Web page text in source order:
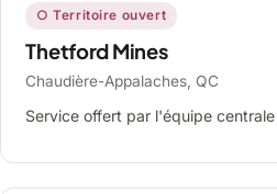
○ Territoire ouvert
Thetford Mines
Chaudière-Appalaches, QC
Service offert par l'équipe